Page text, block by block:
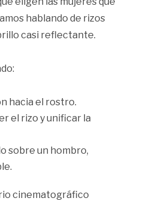
hablando de rizos
casi reflectante.
hacia el rostro.
el rizo y unificar la
sobre un hombro,
cinematográfico